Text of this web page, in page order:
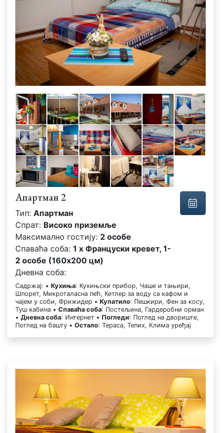
Апартман 2
Тип: Апартман
Спрат: Високо приземље
Максимално гостију: 2 особе
Спаваћа соба: 1 x Француски кревет, 1-
2 особе (160x200 цм)
Дневна соба:
Садржај: • Кухиња: Кухињски прибор, Чаше и тањири,
Шпорет, Микроталасна пећ, Кетлер за воду са кафом и
чајем у соби, Фрижидер • Купатило: Пешкири, Фен за косу,
Туш кабина • Спаваћа соба: Постељина, Гардеробни орман
• Дневна соба: Интернет • Погледи: Поглед на двориште,
Поглед на башту • Остало: Тераса, Тепих, Клима уређај